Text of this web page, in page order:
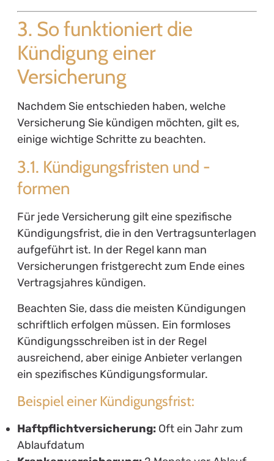
3. So funktioniert die
Kündigung einer
Versicherung
Nachdem Sie entschieden haben, welche
Versicherung Sie kündigen möchten, gilt es,
einige wichtige Schritte zu beachten.
3.1. Kündigungsfristen und -
formen
Für jede Versicherung gilt eine spezifische
Kündigungsfrist, die in den Vertragsunterlagen
aufgeführt ist. In der Regel kann man
Versicherungen fristgerecht zum Ende eines
Vertragsjahres kündigen.
Beachten Sie, dass die meisten Kündigungen
schriftlich erfolgen müssen. Ein formloses
Kündigungsschreiben ist in der Regel
ausreichend, aber einige Anbieter verlangen
ein spezifisches Kündigungsformular.
Beispiel einer Kündigungsfrist:
Haftpflichtversicherung:Oft ein Jahr zum
Ablaufdatum